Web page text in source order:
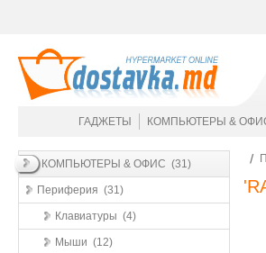
ГАДЖЕТЫ КОМПЬЮТЕРЫ &
КОМПЬЮТЕРЫ & ОФИС (31)
Периферия (31)
Клавиатуры (4)
Мыши (12)